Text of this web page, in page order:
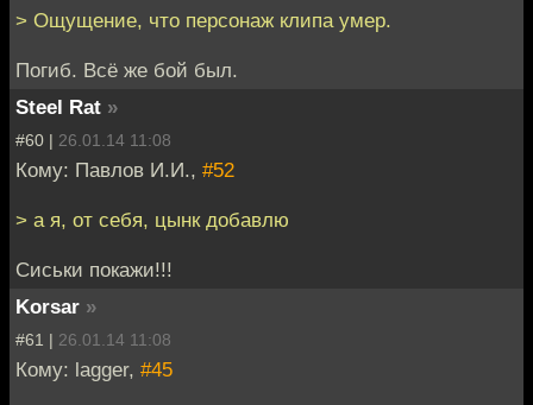
> Ощущение, что персонаж клипа умер.
Погиб. Всё же бой был.
Steel Rat »
#60 | 26.01.14 11:08
Кому: Павлов И.И., #52
> а я, от себя, цынк добавлю
Сиськи покажи!!!
Korsar »
#61 | 26.01.14 11:08
Кому: lagger, #45